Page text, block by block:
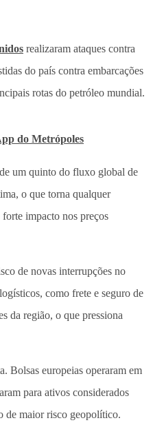
realizaram ataques contra
do país contra embarcações
rotas do petróleo mundial.
do Metrópoles
um quinto do fluxo global de
o que torna qualquer
impacto nos preços
de novas interrupções no
como frete e seguro de
da região, o que pressiona
Bolsas europeias operaram em
para ativos considerados
de maior risco geopolítico.